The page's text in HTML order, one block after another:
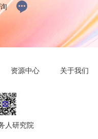
资源中心 关于我们
人研究院